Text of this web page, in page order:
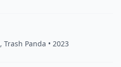
, Trash Panda • 2023